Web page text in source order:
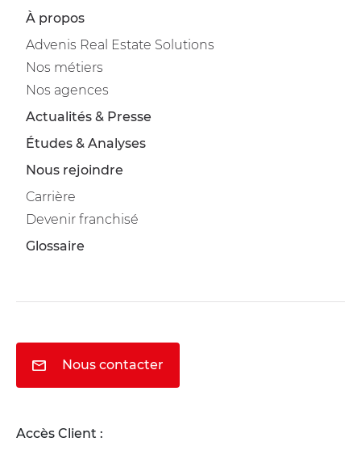
À propos
Advenis Real Estate Solutions
Nos métiers
Nos agences
Actualités & Presse
Études & Analyses
Nous rejoindre
Carrière
Devenir franchisé
Glossaire
Nous contacter
Accès Client :